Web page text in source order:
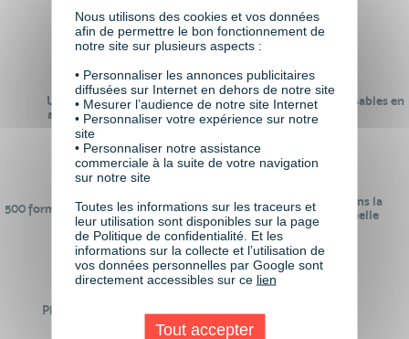
Un réseau de 22 000
anciens participants
100% des formations réalisables en
digital learning
500 formations pour se préparer au
monde de demain
24 ans d'expérience dans la
formation professionnelle
Plus de 50 formations
Des intervenants
Nous utilisons des cookies et vos données
afin de permettre le bon fonctionnement de
notre site sur plusieurs aspects :
• Personnaliser les annonces publicitaires
diffusées sur Internet en dehors de notre site
• Mesurer l’audience de notre site Internet
• Personnaliser votre expérience sur notre
site
• Personnaliser notre assistance
commerciale à la suite de votre navigation
sur notre site
Toutes les informations sur les traceurs et
leur utilisation sont disponibles sur la page
de Politique de confidentialité. Et les
informations sur la collecte et l’utilisation de
vos données personnelles par Google sont
directement accessibles sur ce lien
Tout accepter